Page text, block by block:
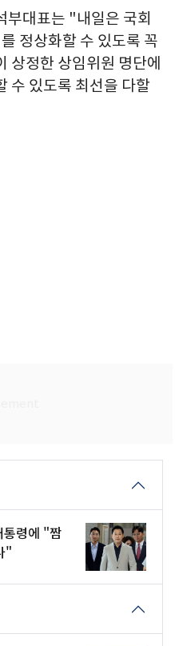
부대표는 "내일은 국회
정상화할 수 있도록 꼭
상정한 상임위원 명단에
수 있도록 최선을 다할
통령에 "짬
"